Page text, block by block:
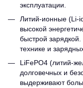
эксплуатации.
Литий-ионные (Li-
высокой
быстрой зарядкой.
технике и
LiFePO4 (литий-
долговечных и
выдерживают